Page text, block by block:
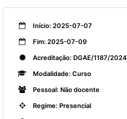
Início: 2025-07-07
Fim: 2025-07-09
Acreditação: DGAE/1187/2024
Modalidade: Curso
Pessoal: Não docente
Regime: Presencial